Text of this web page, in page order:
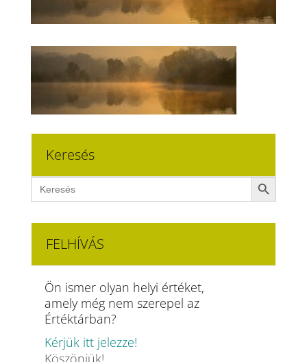
Keresés
Search
for:
Search Button
FELHÍVÁS
Ön ismer olyan helyi értéket,
amely még nem szerepel az
Értéktárban?
Kérjük itt jelezze!